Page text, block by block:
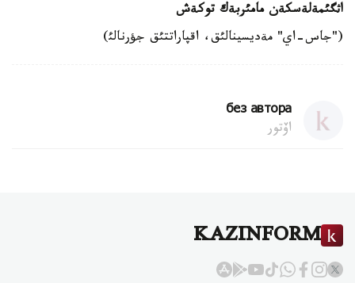
اثگئمةلةسكةن مامئربةك توكةش
("جاس-اي" مةديسينالئق، اقپاراتتئق جؤرنالئ)
без автора
اۆتور
KAZINFORM